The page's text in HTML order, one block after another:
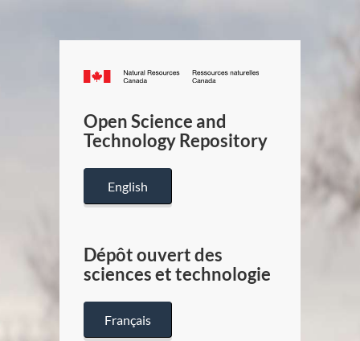
Canada.ca
/
Canada
Open Science and
Technology Repository
English
Dépôt ouvert des
sciences et technologie
Français